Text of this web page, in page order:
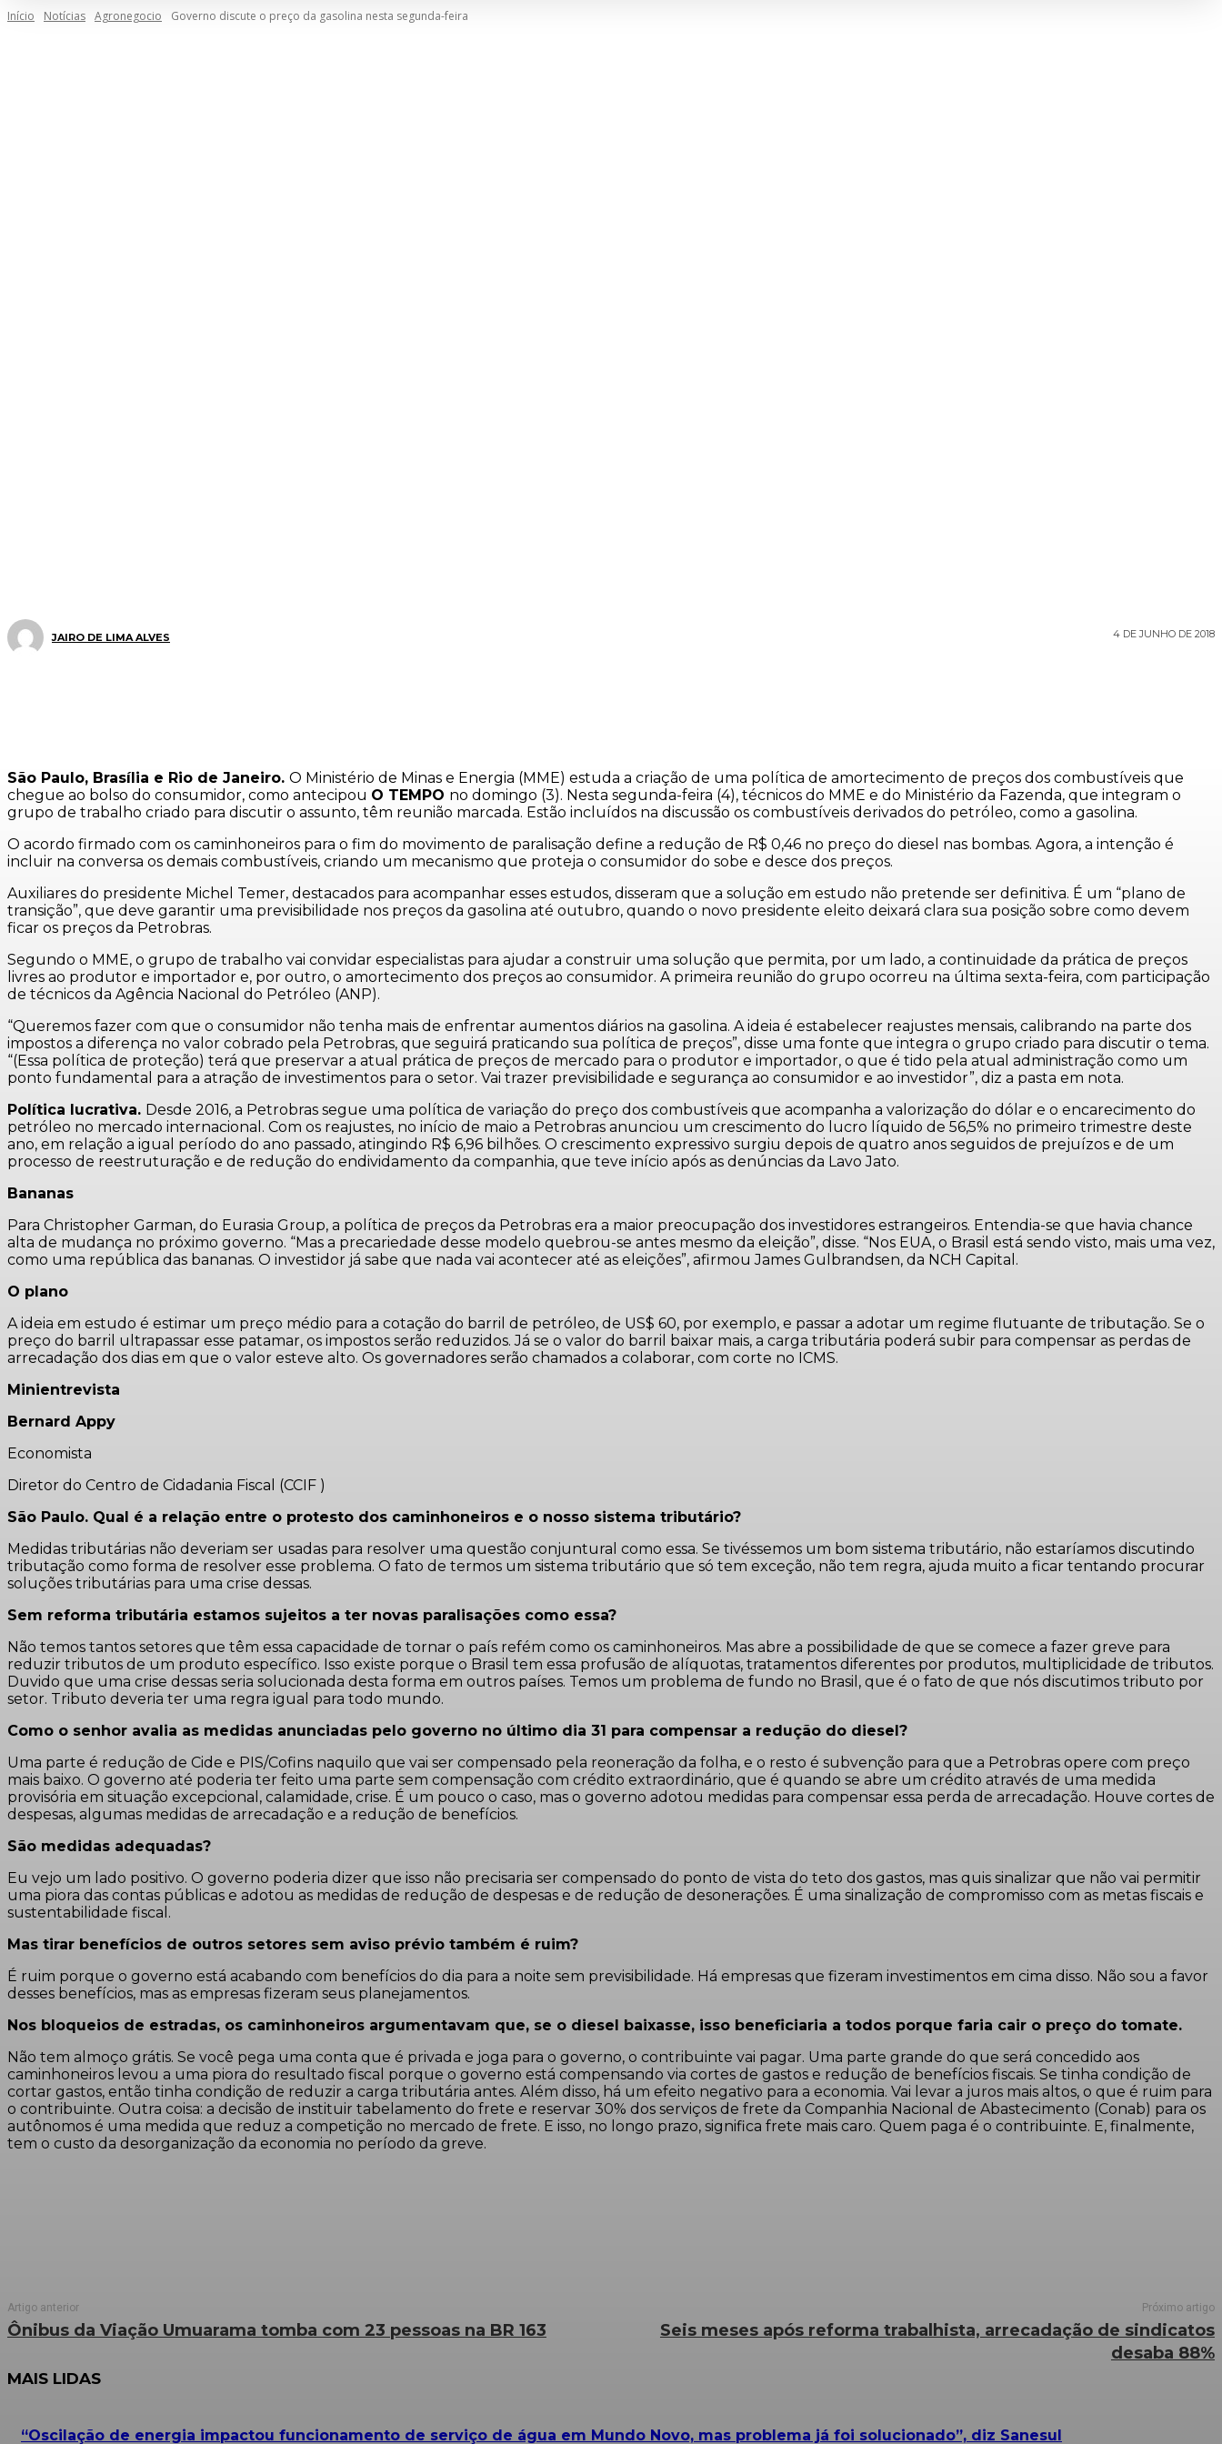
Início Notícias Agronegocio Governo discute o preço da gasolina nesta segunda-feira
JAIRO DE LIMA ALVES 4 DE JUNHO DE 2018
São Paulo, Brasília e Rio de Janeiro. O Ministério de Minas e Energia (MME) estuda a criação de uma política de amortecimento de preços dos combustíveis que
chegue ao bolso do consumidor, como antecipou O TEMPO no domingo (3). Nesta segunda-feira (4), técnicos do MME e do Ministério da Fazenda, que integram o
grupo de trabalho criado para discutir o assunto, têm reunião marcada. Estão incluídos na discussão os combustíveis derivados do petróleo, como a gasolina.
O acordo firmado com os caminhoneiros para o fim do movimento de paralisação define a redução de R$ 0,46 no preço do diesel nas bombas. Agora, a intenção é
incluir na conversa os demais combustíveis, criando um mecanismo que proteja o consumidor do sobe e desce dos preços.
Auxiliares do presidente Michel Temer, destacados para acompanhar esses estudos, disseram que a solução em estudo não pretende ser definitiva. É um “plano de
transição”, que deve garantir uma previsibilidade nos preços da gasolina até outubro, quando o novo presidente eleito deixará clara sua posição sobre como devem
ficar os preços da Petrobras.
Segundo o MME, o grupo de trabalho vai convidar especialistas para ajudar a construir uma solução que permita, por um lado, a continuidade da prática de preços
livres ao produtor e importador e, por outro, o amortecimento dos preços ao consumidor. A primeira reunião do grupo ocorreu na última sexta-feira, com participação
de técnicos da Agência Nacional do Petróleo (ANP).
“Queremos fazer com que o consumidor não tenha mais de enfrentar aumentos diários na gasolina. A ideia é estabelecer reajustes mensais, calibrando na parte dos
impostos a diferença no valor cobrado pela Petrobras, que seguirá praticando sua política de preços”, disse uma fonte que integra o grupo criado para discutir o tema.
“(Essa política de proteção) terá que preservar a atual prática de preços de mercado para o produtor e importador, o que é tido pela atual administração como um
ponto fundamental para a atração de investimentos para o setor. Vai trazer previsibilidade e segurança ao consumidor e ao investidor”, diz a pasta em nota.
Política lucrativa. Desde 2016, a Petrobras segue uma política de variação do preço dos combustíveis que acompanha a valorização do dólar e o encarecimento do
petróleo no mercado internacional. Com os reajustes, no início de maio a Petrobras anunciou um crescimento do lucro líquido de 56,5% no primeiro trimestre deste
ano, em relação a igual período do ano passado, atingindo R$ 6,96 bilhões. O crescimento expressivo surgiu depois de quatro anos seguidos de prejuízos e de um
processo de reestruturação e de redução do endividamento da companhia, que teve início após as denúncias da Lavo Jato.
Bananas
Para Christopher Garman, do Eurasia Group, a política de preços da Petrobras era a maior preocupação dos investidores estrangeiros. Entendia-se que havia chance
alta de mudança no próximo governo. “Mas a precariedade desse modelo quebrou-se antes mesmo da eleição”, disse. “Nos EUA, o Brasil está sendo visto, mais uma vez,
como uma república das bananas. O investidor já sabe que nada vai acontecer até as eleições”, afirmou James Gulbrandsen, da NCH Capital.
O plano
A ideia em estudo é estimar um preço médio para a cotação do barril de petróleo, de US$ 60, por exemplo, e passar a adotar um regime flutuante de tributação. Se o
preço do barril ultrapassar esse patamar, os impostos serão reduzidos. Já se o valor do barril baixar mais, a carga tributária poderá subir para compensar as perdas de
arrecadação dos dias em que o valor esteve alto. Os governadores serão chamados a colaborar, com corte no ICMS.
Minientrevista
Bernard Appy
Economista
Diretor do Centro de Cidadania Fiscal (CCIF )
São Paulo. Qual é a relação entre o protesto dos caminhoneiros e o nosso sistema tributário?
Medidas tributárias não deveriam ser usadas para resolver uma questão conjuntural como essa. Se tivéssemos um bom sistema tributário, não estaríamos discutindo
tributação como forma de resolver esse problema. O fato de termos um sistema tributário que só tem exceção, não tem regra, ajuda muito a ficar tentando procurar
soluções tributárias para uma crise dessas.
Sem reforma tributária estamos sujeitos a ter novas paralisações como essa?
Não temos tantos setores que têm essa capacidade de tornar o país refém como os caminhoneiros. Mas abre a possibilidade de que se comece a fazer greve para
reduzir tributos de um produto específico. Isso existe porque o Brasil tem essa profusão de alíquotas, tratamentos diferentes por produtos, multiplicidade de tributos.
Duvido que uma crise dessas seria solucionada desta forma em outros países. Temos um problema de fundo no Brasil, que é o fato de que nós discutimos tributo por
setor. Tributo deveria ter uma regra igual para todo mundo.
Como o senhor avalia as medidas anunciadas pelo governo no último dia 31 para compensar a redução do diesel?
Uma parte é redução de Cide e PIS/Cofins naquilo que vai ser compensado pela reoneração da folha, e o resto é subvenção para que a Petrobras opere com preço
mais baixo. O governo até poderia ter feito uma parte sem compensação com crédito extraordinário, que é quando se abre um crédito através de uma medida
provisória em situação excepcional, calamidade, crise. É um pouco o caso, mas o governo adotou medidas para compensar essa perda de arrecadação. Houve cortes de
despesas, algumas medidas de arrecadação e a redução de benefícios.
São medidas adequadas?
Eu vejo um lado positivo. O governo poderia dizer que isso não precisaria ser compensado do ponto de vista do teto dos gastos, mas quis sinalizar que não vai permitir
uma piora das contas públicas e adotou as medidas de redução de despesas e de redução de desonerações. É uma sinalização de compromisso com as metas fiscais e
sustentabilidade fiscal.
Mas tirar benefícios de outros setores sem aviso prévio também é ruim?
É ruim porque o governo está acabando com benefícios do dia para a noite sem previsibilidade. Há empresas que fizeram investimentos em cima disso. Não sou a favor
desses benefícios, mas as empresas fizeram seus planejamentos.
Nos bloqueios de estradas, os caminhoneiros argumentavam que, se o diesel baixasse, isso beneficiaria a todos porque faria cair o preço do tomate.
Não tem almoço grátis. Se você pega uma conta que é privada e joga para o governo, o contribuinte vai pagar. Uma parte grande do que será concedido aos
caminhoneiros levou a uma piora do resultado fiscal porque o governo está compensando via cortes de gastos e redução de benefícios fiscais. Se tinha condição de
cortar gastos, então tinha condição de reduzir a carga tributária antes. Além disso, há um efeito negativo para a economia. Vai levar a juros mais altos, o que é ruim para
o contribuinte. Outra coisa: a decisão de instituir tabelamento do frete e reservar 30% dos serviços de frete da Companhia Nacional de Abastecimento (Conab) para os
autônomos é uma medida que reduz a competição no mercado de frete. E isso, no longo prazo, significa frete mais caro. Quem paga é o contribuinte. E, finalmente,
tem o custo da desorganização da economia no período da greve.
Artigo anterior
Ônibus da Viação Umuarama tomba com 23 pessoas na BR 163
Próximo artigo
Seis meses após reforma trabalhista, arrecadação de sindicatos
desaba 88%
MAIS LIDAS
“Oscilação de energia impactou funcionamento de serviço de água em Mundo Novo, mas problema já foi solucionado”, diz Sanesul